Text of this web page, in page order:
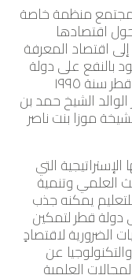
منظمة خاصة
اقتصادها
اقتصاد المعرفة
بالنفع على دولة
قطر والعالم بأكمله. تأسّست مؤسسة قطر سنة ١٩٩٥
الشيخ حمد بن
موزا بنت ناصر
التي
العلمي وتنمية
يمكنه جذب
دولة قطر لتمكين
الضرورية لاقتصادٍ
عن
العلمية